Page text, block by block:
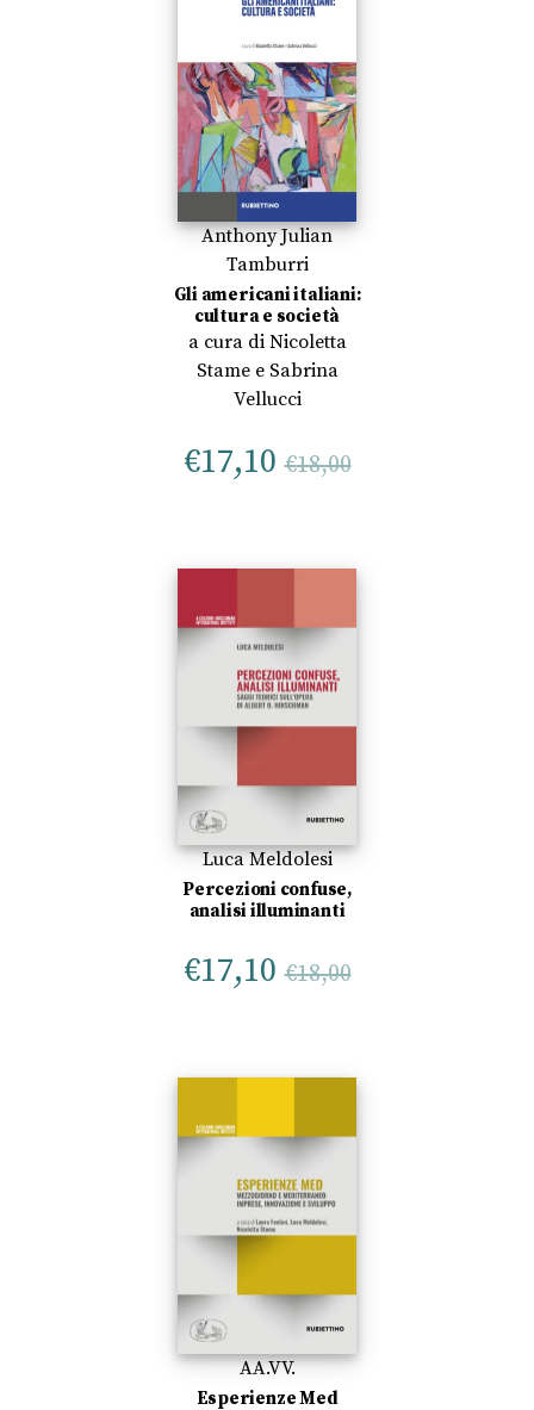
Anthony Julian
Tamburri
Gli americani italiani:
cultura e società
a cura di Nicoletta
Stamee Sabrina
Vellucci
€17,10 €18,00
Luca Meldolesi
Percezioni confuse,
analisi illuminanti
€17,10 €18,00
AA.VV.
Esperienze Med